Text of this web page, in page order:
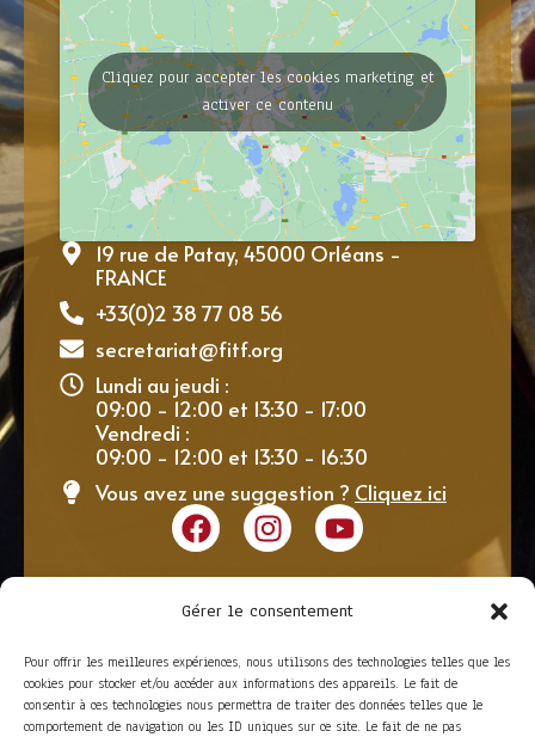
Gérer le consentement
Pour offrir les meilleures expériences, nous utilisons des technologies telles que les
cookies pour stocker et/ou accéder aux informations des appareils. Le fait de
consentir à ces technologies nous permettra de traiter des données telles que le
comportement de navigation ou les ID uniques sur ce site. Le fait de ne pas
Cliquez pour accepter les cookies marketing et
activer ce contenu
19 rue de Patay, 45000 Orléans -
FRANCE
+33(0)2 38 77 08 56
secretariat@fitf.org
Lundi au jeudi :
09:00 - 12:00 et 13:30 - 17:00
Vendredi :
09:00 - 12:00 et 13:30 - 16:30
Vous avez une suggestion ? Cliquez ici